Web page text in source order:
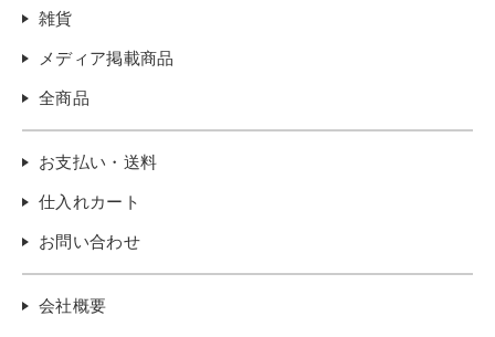
雑貨
メディア掲載商品
全商品
お支払い・送料
仕入れカート
お問い合わせ
会社概要